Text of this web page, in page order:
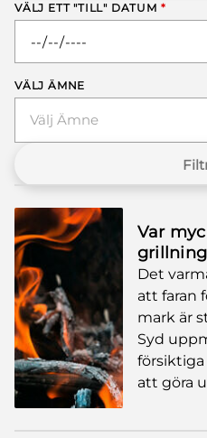
VÄLJ ETT "TILL" DATUM *
VÄLJ ÄMNE
Välj Ämne
Var
Det
att faran
mark är
Syd
försiktiga
att göra